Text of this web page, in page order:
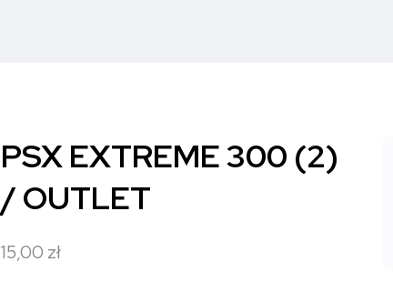
PSX EXTREME 300 (2)
/ OUTLET
15,00 zł